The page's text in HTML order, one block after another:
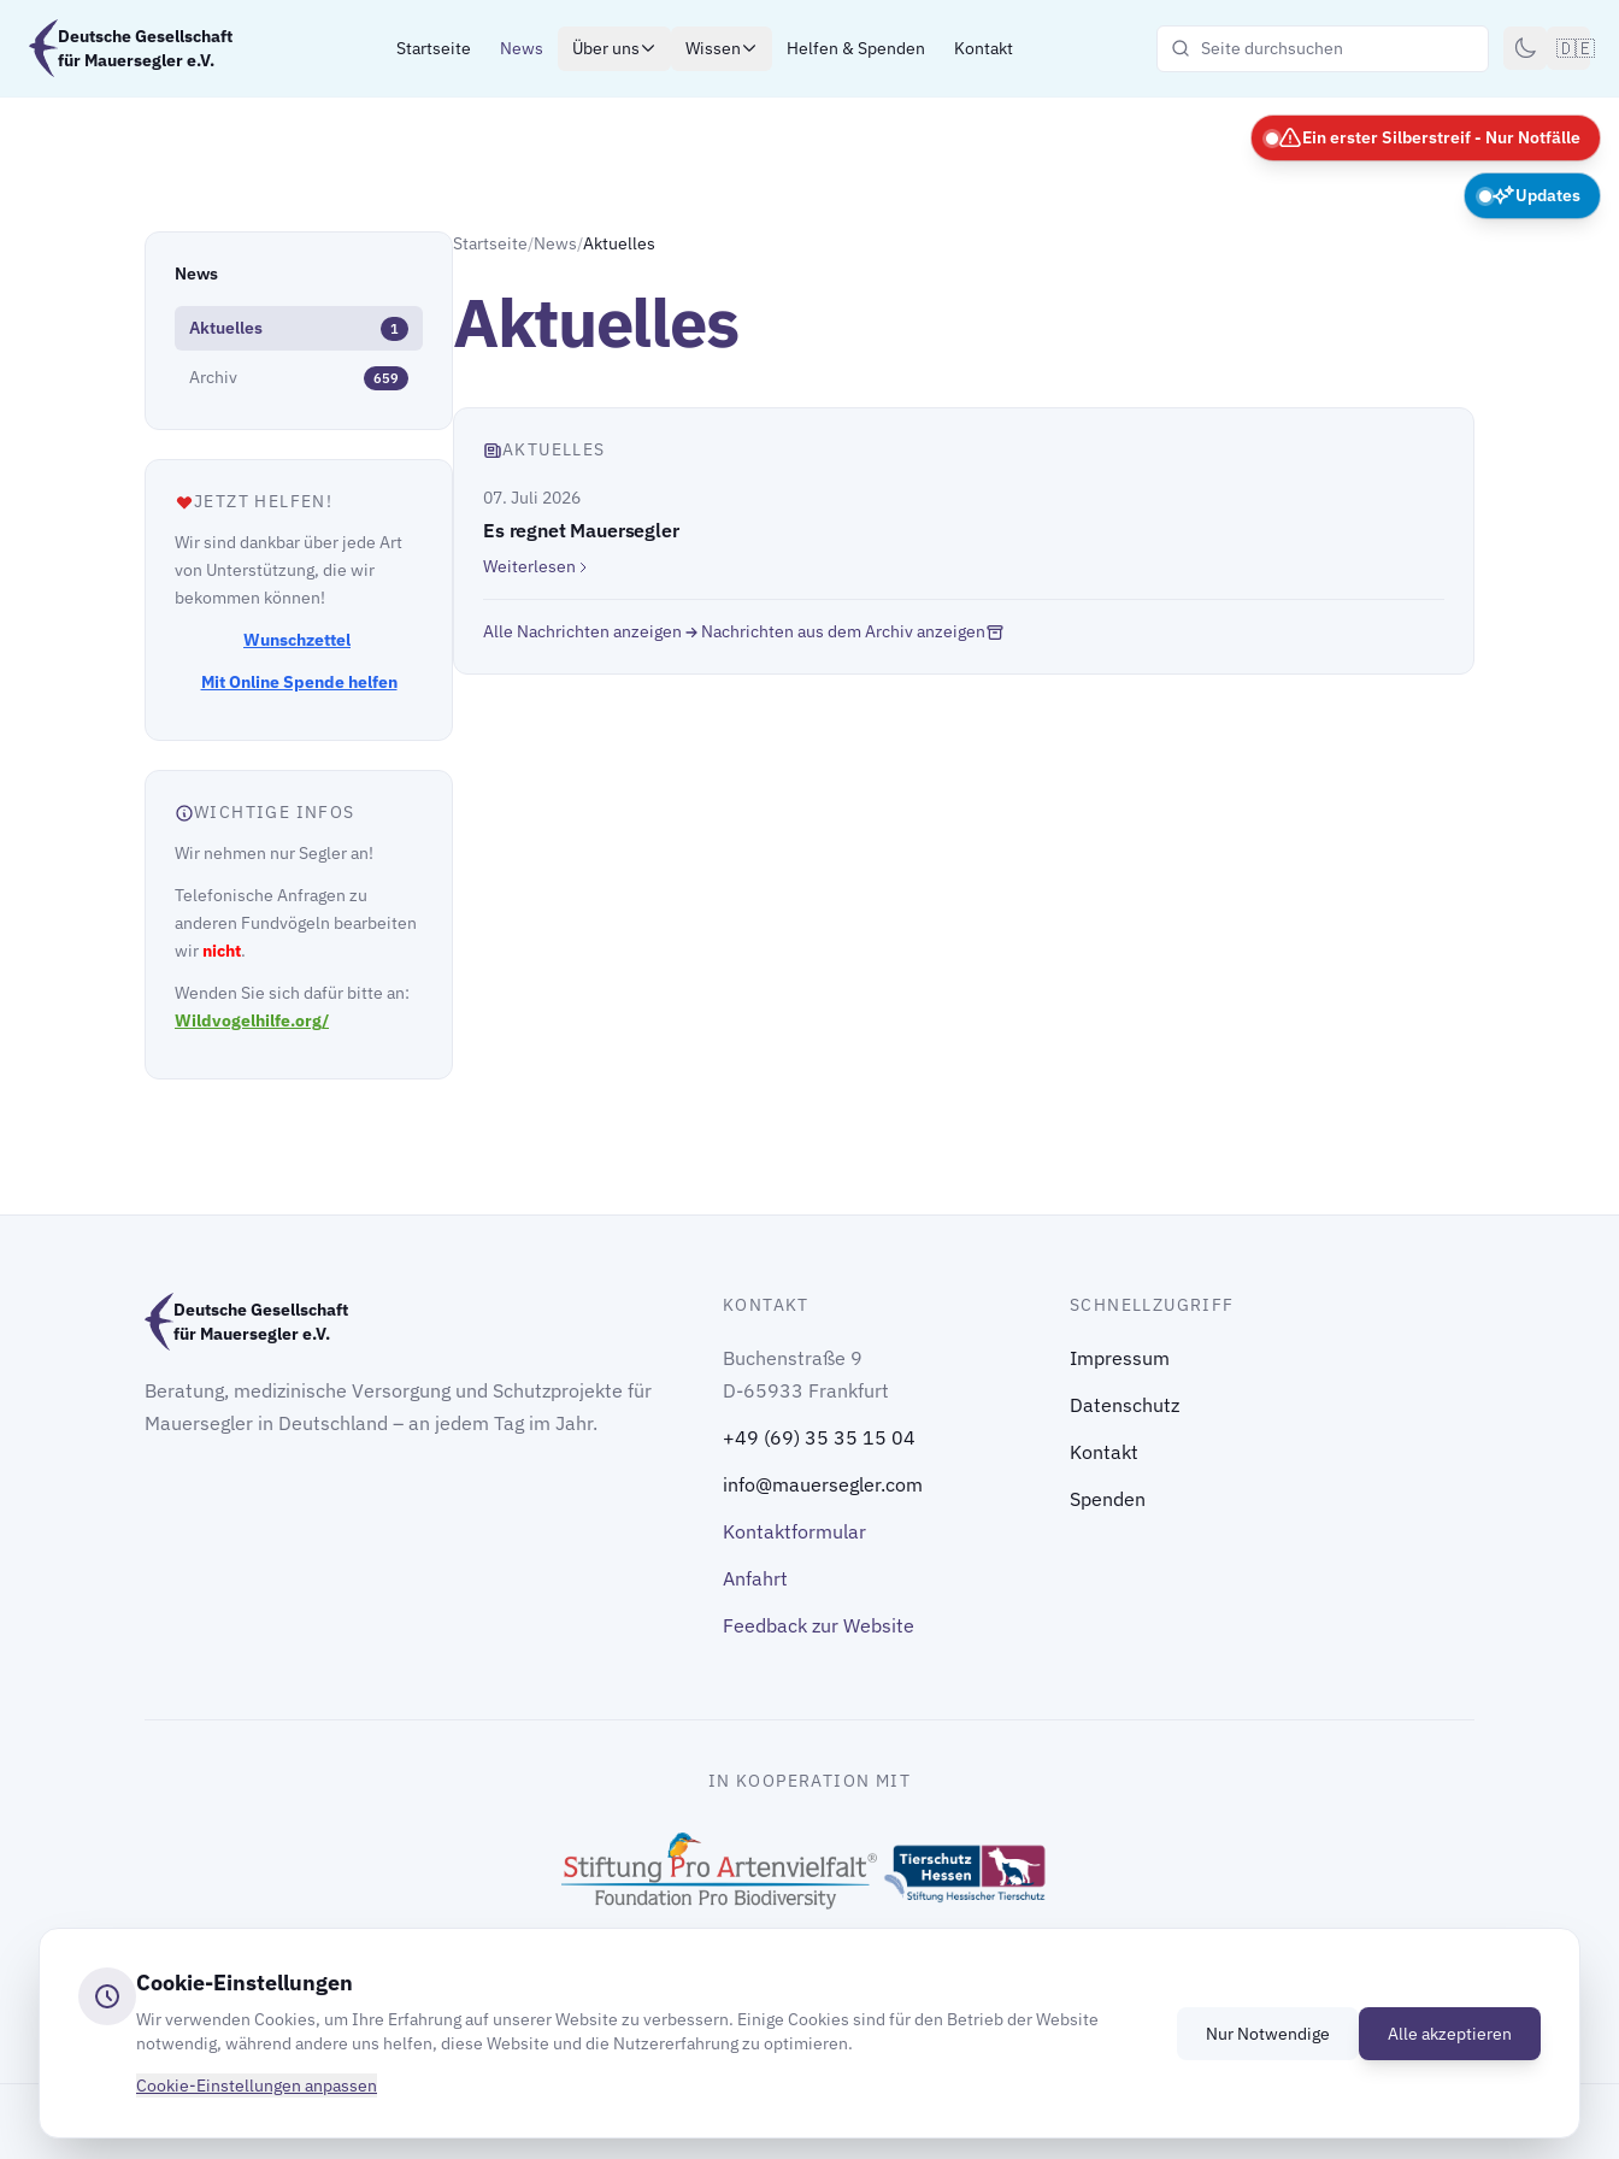
Zum Hauptinhalt springen
Deutsche Gesellschaft
für Mauersegler e.V.
Startseite News Über uns Wissen Helfen & Spenden Kontakt 🇩🇪
News
Aktuelles 1
Archiv 659
JETZT HELFEN!
Wir sind dankbar über jede Art
von Unterstützung, die wir
bekommen können!
Wunschzettel
Mit Online Spende helfen
WICHTIGE INFOS
Wir nehmen nur Segler an!
Telefonische Anfragen zu
anderen Fundvögeln bearbeiten
wir nicht.
Wenden Sie sich dafür bitte an:
Wildvogelhilfe.org/
Startseite/News/Aktuelles
Aktuelles
AKTUELLES
07. Juli 2026
Es regnet Mauersegler
Weiterlesen
Alle Nachrichten anzeigen Nachrichten aus dem Archiv anzeigen
Deutsche Gesellschaft
für Mauersegler e.V.
Beratung, medizinische Versorgung und Schutzprojekte für
Mauersegler in Deutschland – an jedem Tag im Jahr.
KONTAKT
Buchenstraße 9
D-65933 Frankfurt
+49 (69) 35 35 15 04
info@mauersegler.com
Kontaktformular
Anfahrt
Feedback zur Website
SCHNELLZUGRIFF
Impressum
Datenschutz
Kontakt
Spenden
IN KOOPERATION MIT
Cookie-Einstellungen
Wir verwenden Cookies, um Ihre Erfahrung auf unserer Website zu verbessern. Einige Cookies sind für den Betrieb der Website
notwendig, während andere uns helfen, diese Website und die Nutzererfahrung zu optimieren.
Cookie-Einstellungen anpassen
Nur Notwendige Alle akzeptieren
Ein erster Silberstreif - Nur Notfälle
Updates